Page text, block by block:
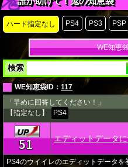
ハード指定なし PS4 PS3 PSP
WE知恵
検索
WE知恵袋ID： 117
「早めに回答してください！」
【指定なし】
PS4
★51 エディットデータ
PS4のウイイレのエディットデータ